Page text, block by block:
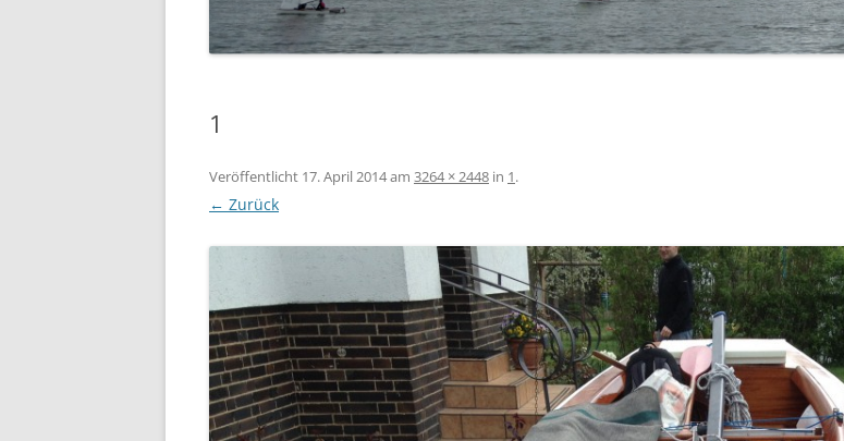
BÜRGERMEISTERPOKAL 2019
BÜRGERMEISTERPOKAL 2014 – 2.
TAG
BÜRGERMEISTERPOKAL 2014 – 1.
TAG
07.06.2014 PFINGSTREGATTA
1
Veröffentlicht 17. April 2014am 3264 × 2448 in 1.
← Zurück